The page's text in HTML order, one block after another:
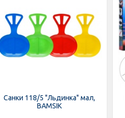
Санки 118/5 "Льдинка" мал,
BAMSIK